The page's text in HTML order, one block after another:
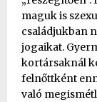
maguk is
családjukban
jogaikat.
kortársaknál
felnőttként
való